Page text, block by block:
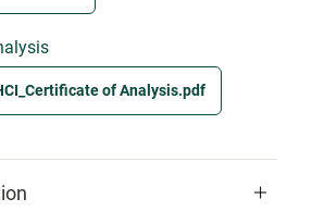
of Analysis.pdf